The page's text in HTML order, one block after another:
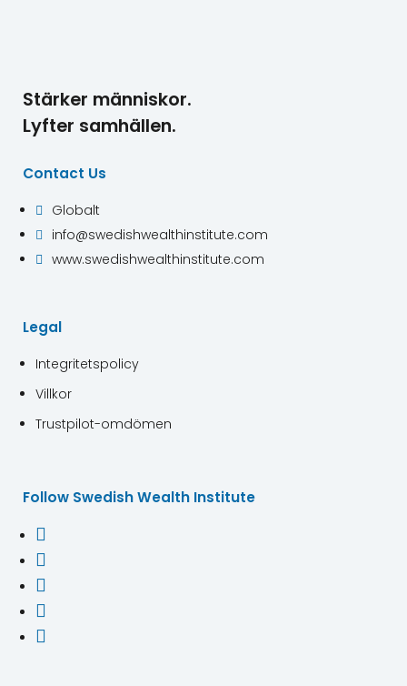
Stärker människor.
Lyfter samhällen.
Contact Us
 Globalt
 info@swedishwealthinstitute.com
 www.swedishwealthinstitute.com
Legal
Integritetspolicy
Villkor
Trustpilot-omdömen
Follow Swedish Wealth Institute




